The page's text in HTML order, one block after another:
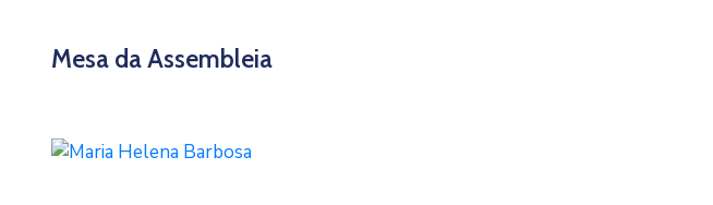
Mesa da Assembleia